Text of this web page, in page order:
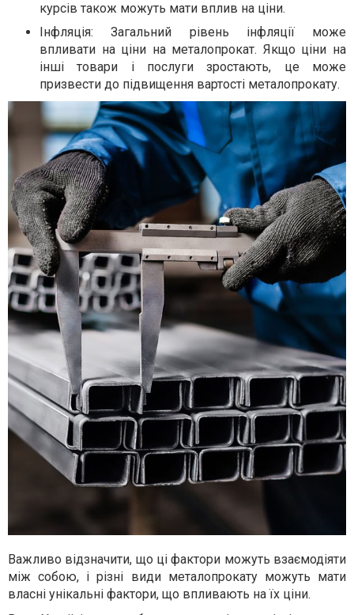
курсів також можуть мати вплив на ціни.
Інфляція: Загальний рівень інфляції може
впливати на ціни на металопрокат. Якщо ціни на
інші товари і послуги зростають, це може
призвести до підвищення вартості металопрокату.
Важливо відзначити, що ці фактори можуть взаємодіяти
між собою, і різні види металопрокату можуть мати
власні унікальні фактори, що впливають на їх ціни.